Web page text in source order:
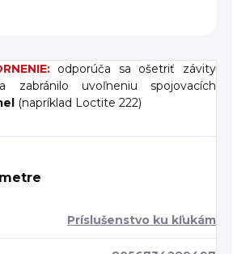
odporúča sa ošetriť závity
zabránilo uvoľneniu spojovacích
(napríklad Loctite 222)
Príslušenstvo ku kľukám